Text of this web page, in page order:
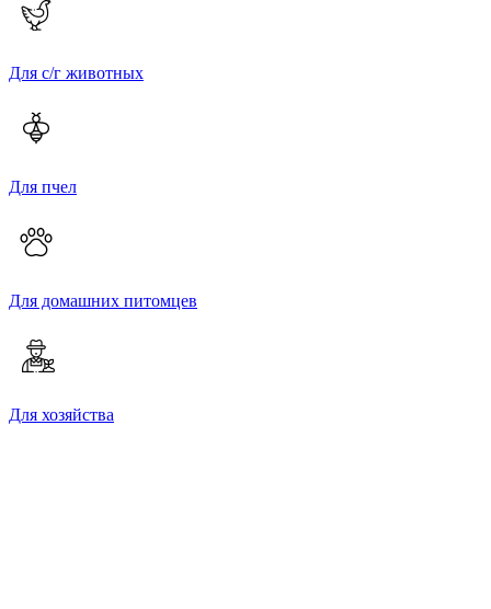
Для с/г животных
Для пчел
Для домашних питомцев
Для хозяйства